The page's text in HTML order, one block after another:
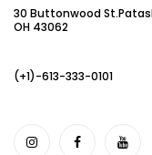
30 Buttonwood
OH 43062
(+1)-613-333-0101